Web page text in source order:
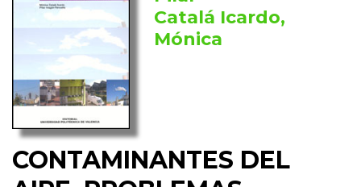
Catalá Icardo,
Mónica
CONTAMINANTES DEL